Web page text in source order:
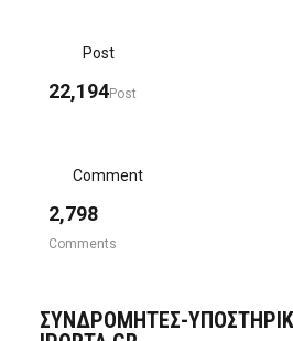
Post
22,194Post
Comment
2,798
Comments
ΣΥΝΔΡΟΜΗΤΈΣ-